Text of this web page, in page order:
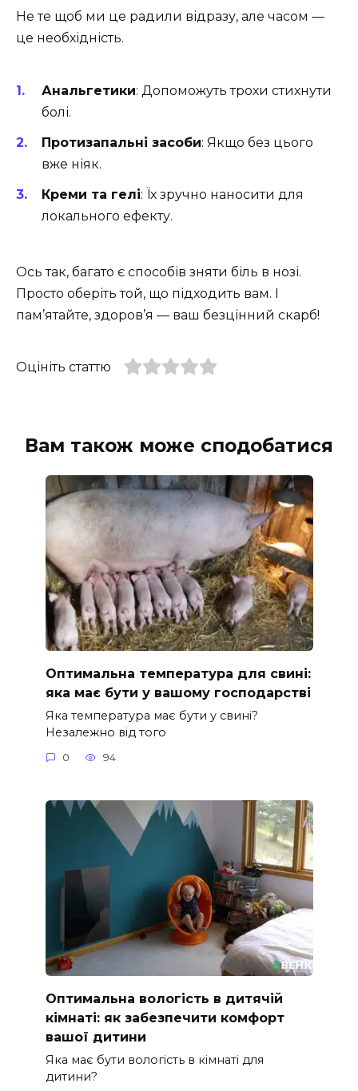
Не те щоб ми це радили відразу, але часом —
це необхідність.
Анальгетики: Допоможуть трохи стихнути
болі.
Протизапальні засоби: Якщо без цього
вже ніяк.
Креми та гелі: Їх зручно наносити для
локального ефекту.
Ось так, багато є способів зняти біль в нозі.
Просто оберіть той, що підходить вам. І
пам’ятайте, здоров’я — ваш безцінний скарб!
Оцініть статтю
Вам також може сподобатися
Оптимальна температура для свині:
яка має бути у вашому господарстві
Яка температура має бути у свині?
Незалежно від того
0 94
Оптимальна вологість в дитячій
кімнаті: як забезпечити комфорт
вашої дитини
Яка має бути вологість в кімнаті для
дитини?